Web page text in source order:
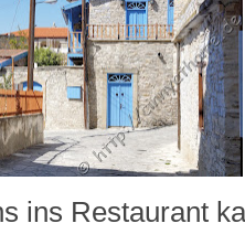
ins Restaurant